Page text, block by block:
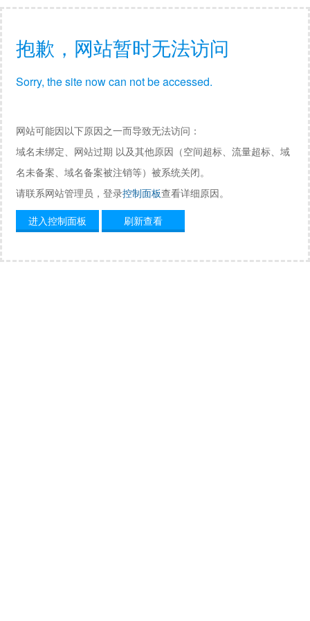
抱歉，网站暂时无法访问
Sorry, the site now can not be accessed.
网站可能因以下原因之一而导致无法访问：
域名未绑定、网站过期 以及其他原因（空间超标、流量超标、域
名未备案、域名备案被注销等）被系统关闭。
请联系网站管理员，登录控制面板查看详细原因。
进入控制面板
刷新查看